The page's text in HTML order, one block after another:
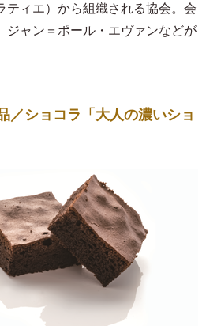
ティエ）から組織される協会。会
ジャン＝ポール・エヴァンなどが
／ショコラ「大人の濃いショ